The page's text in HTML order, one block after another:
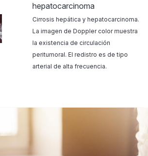
hepatocarcinoma
Cirrosis hepática y hepatocarcinoma.
La imagen de Doppler color muestra
la existencia de circulación
peritumoral. El redistro es de tipo
arterial de alta frecuencia.